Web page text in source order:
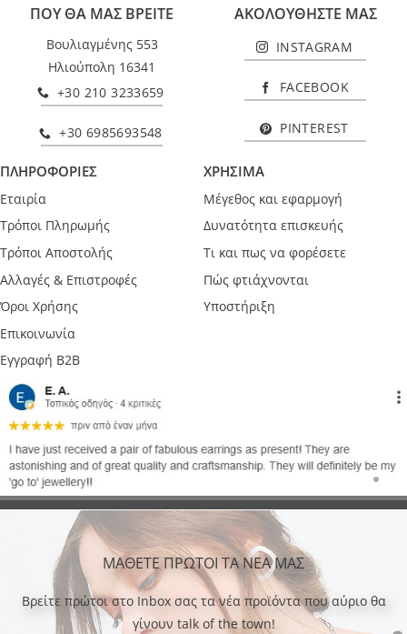
ΠΟΥ ΘΑ ΜΑΣ ΒΡΕΙΤΕ
Βουλιαγμένης 553
Ηλιούπολη 16341
+30 210 3233659
+30 6985693548
ΑΚΟΛΟΥΘΗΣΤΕ ΜΑΣ
INSTAGRAM
FACEBOOK
PINTEREST
ΠΛΗΡΟΦΟΡΙΕΣ
Εταιρία
Τρόποι Πληρωμής
Τρόποι Αποστολής
Αλλαγές & Επιστροφές
Όροι Χρήσης
Επικοινωνία
Εγγραφή B2B
ΧΡΗΣΙΜΑ
Μέγεθος και εφαρμογή
Δυνατότητα επισκευής
Τι και πως να φορέσετε
Πώς φτιάχνονται
Υποστήριξη
ΜΑΘΕΤΕ ΠΡΩΤΟΙ ΤΑ ΝΕΑ ΜΑΣ
Bρείτε πρώτοι στο Inbox σας τα νέα προϊόντα που αύριο θα
γίνουν talk of the town!